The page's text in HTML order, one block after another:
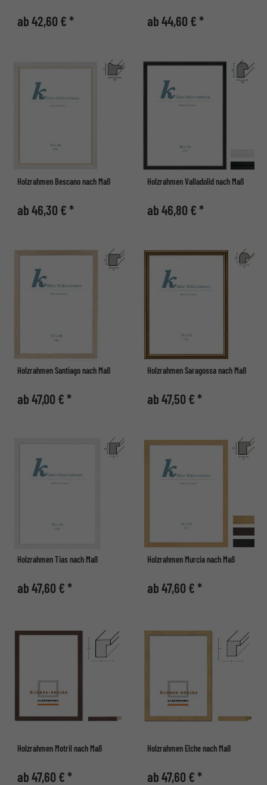
ab 42,60 € * ab 44,60 € *
Holzrahmen Bescano nach Maß
ab 46,30 € *
Holzrahmen Valladolid nach Maß
ab 46,80 € *
Holzrahmen Santiago nach Maß
ab 47,00 € *
Holzrahmen Saragossa nach Maß
ab 47,50 € *
Holzrahmen Tias nach Maß
ab 47,60 € *
Holzrahmen Murcia nach Maß
ab 47,60 € *
Holzrahmen Motril nach Maß
ab 47,60 € *
Holzrahmen Elche nach Maß
ab 47,60 € *